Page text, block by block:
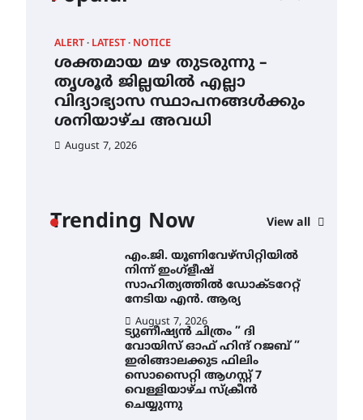
ALERT LATEST NOTICE
ശക്തമായ മഴ തുടരുന്നു –
തൃശൂർ ജില്ലയിൽ എല്ലാ
വിദ്യാഭ്യാസ സ്ഥാപനങ്ങൾക്കും
ശനിയാഴ്ച അവധി
August 7, 2026
Trending Now View all
August 6, 2026
സർഗ്ഗസാഹിതി-
കവിതാസംഗമം 2026 കവിതാ
ചർച്ച കാട്ടൂർ, ടി. കെ. ബാലൻ
ഹാളിൽ 16ന്
August 6, 2026
ശനിയാഴ്ച അവധി
എം.ജി. യൂണിവേഴ്‌സിറ്റിയിൽ
നിന്ന് ഇംഗ്ളീഷ്
സാഹിത്യത്തിൽ ഡോക്ടറേറ്റ്
നേടിയ എൻ. ആര്യ
August 7, 2026
ട്യുണീഷ്യൻ ചിത്രം ” ദി
വോയിസ് ഓഫ് ഹിന്ദ് റജബ് ”
ഇരിങ്ങാലക്കുട ഫിലിം
സൊസൈറ്റി ആഗസ്റ്റ് 7
വെള്ളിയാഴ്ച സ്‌ക്രീൻ
ചെയ്യുന്നു